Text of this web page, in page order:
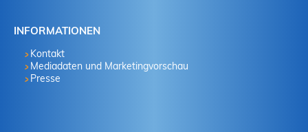
INFORMATIONEN
Kontakt
Mediadaten und Marketingvorschau
Presse